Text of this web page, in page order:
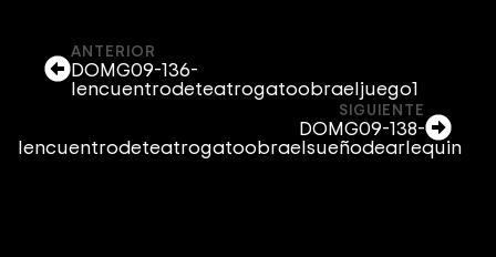
ANTERIOR
DOMG09-136-
Iencuentrodeteatrogatoobraeljuego1
SIGUIENTE
DOMG09-138-
Iencuentrodeteatrogatoobraelsueñodearlequin